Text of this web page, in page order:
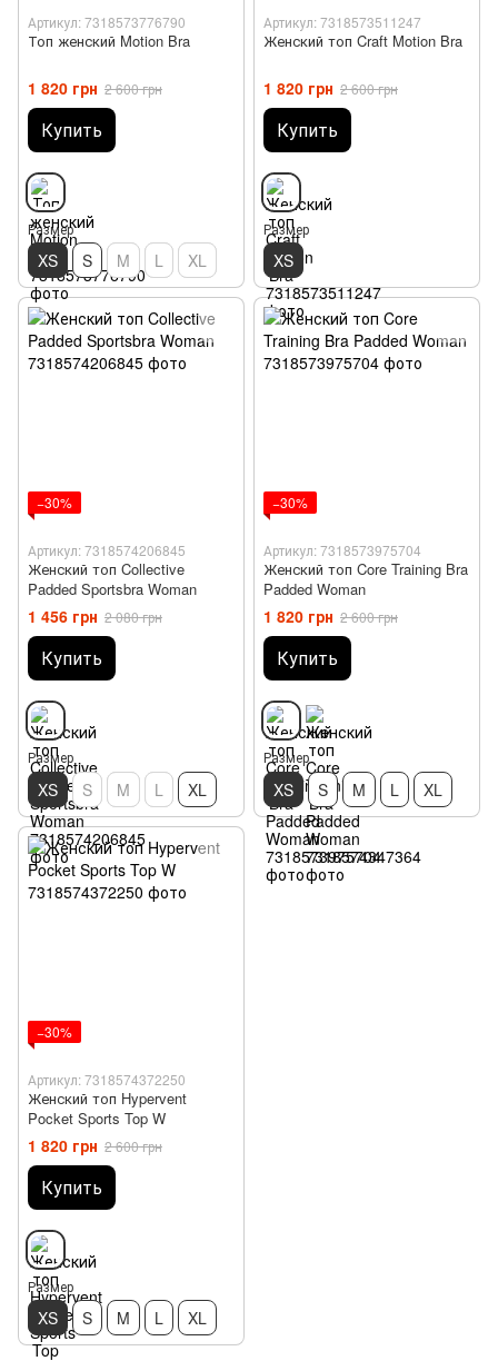
Артикул: 7318573776790
Топ женский Motion Bra
1 820 грн 2 600 грн
Купить
Размер
XS S M L XL
Артикул: 7318573511247
Женский топ Craft Motion Bra
1 820 грн 2 600 грн
Купить
Размер
XS
−30%
Артикул: 7318574206845
Женский топ Collective
Padded Sportsbra Woman
1 456 грн 2 080 грн
Купить
Размер
XS S M L XL
−30%
Артикул: 7318573975704
Женский топ Core Training Bra
Padded Woman
1 820 грн 2 600 грн
Купить
Размер
XS S M L XL
−30%
Артикул: 7318574372250
Женский топ Hypervent
Pocket Sports Top W
1 820 грн 2 600 грн
Купить
Размер
XS S M L XL